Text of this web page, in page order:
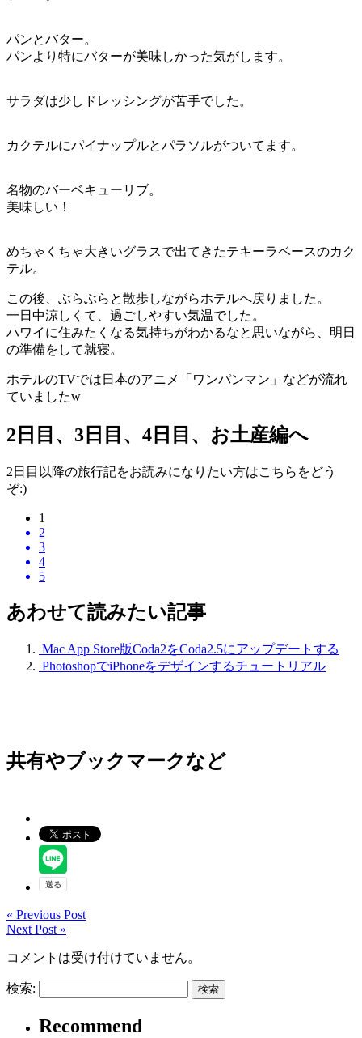
パンとバター。
パンより特にバターが美味しかった気がします。
サラダは少しドレッシングが苦手でした。
カクテルにパイナップルとパラソルがついてます。
名物のバーベキューリブ。
美味しい！
めちゃくちゃ大きいグラスで出てきたテキーラベースのカク
テル。
この後、ぶらぶらと散歩しながらホテルへ戻りました。
一日中涼しくて、過ごしやすい気温でした。
ハワイに住みたくなる気持ちがわかるなと思いながら、明日
の準備をして就寝。
ホテルのTVでは日本のアニメ「ワンパンマン」などが流れ
ていましたw
2日目、3日目、4日目、お土産編へ
2日目以降の旅行記をお読みになりたい方はこちらをどう
ぞ:)
1
2
3
4
5
あわせて読みたい記事
Mac App Store版Coda2をCoda2.5にアップデートする
PhotoshopでiPhoneをデザインするチュートリアル
共有やブックマークなど
« Previous Post
Next Post »
コメントは受け付けていません。
検索:
Recommend